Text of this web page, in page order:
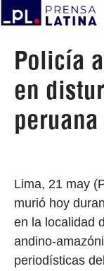
Policía
en
Lima, 21 may
murió hoy
en la localidad
andino-
periodísticas